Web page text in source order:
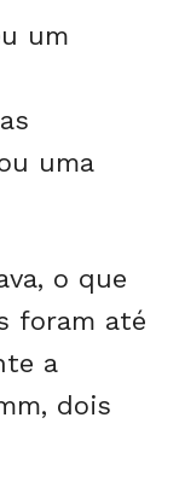
um
uma
o que
foram até
a
dois